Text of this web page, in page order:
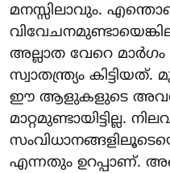
മനസ്സിലാവും.
അല്ലാത വേറെ മാർഗം
സ്വാതന്ത്ര്യം കിട്ടിയത്.
ഈ ആളുകളുടെ
മാറ്റമുണ്ടായിട്ടില്ല.
എന്നതും ഉറപ്പാണ്.